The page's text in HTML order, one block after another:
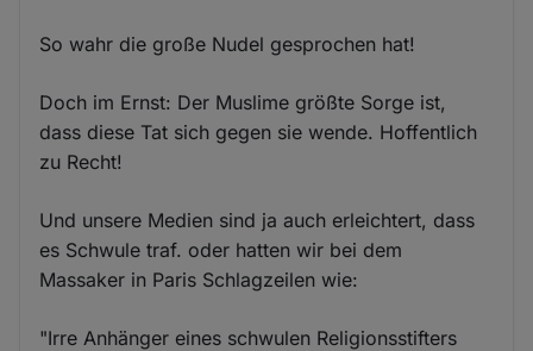
So wahr die große Nudel gesprochen hat!
Doch im Ernst: Der Muslime größte Sorge ist,
dass diese Tat sich gegen sie wende. Hoffentlich
zu Recht!
Und unsere Medien sind ja auch erleichtert, dass
es Schwule traf. oder hatten wir bei dem
Massaker in Paris Schlagzeilen wie:
"Irre Anhänger eines schwulen Religionsstifters